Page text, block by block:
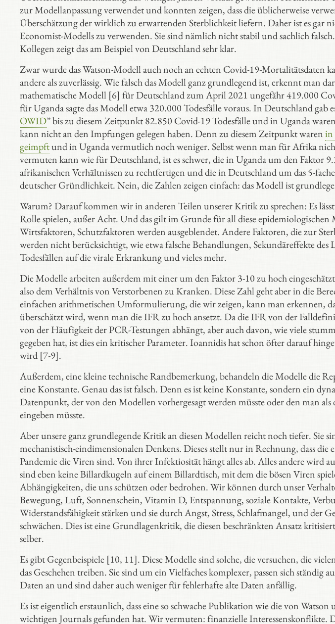
zur Modellanpassung verwendet und konnten zeigen, dass die üblicherweise
Überschätzung der wirklich zu erwartenden Sterblichkeit liefern. Daher ist es gar
Economist-Modells zu verwenden. Sie sind nämlich nicht stabil und sachlich
Kollegen zeigt das am Beispiel von Deutschland sehr klar.
Zwar wurde das Watson-Modell auch noch an echten Covid-19-Mortalitätsdaten
andere als zuverlässig. Wie falsch das Modell ganz grundlegend ist, erkennt man
mathematische Modell [6] für Deutschland zum April 2021 ungefähr 419.000
für Uganda sagte das Modell etwa 320.000 Todesfälle voraus. In Deutschland gab
OWID” bis zu diesem Zeitpunkt 82.850 Covid-19 Todesfälle und in Uganda
kann nicht an den Impfungen gelegen haben. Denn zu diesem Zeitpunkt warenin
geimpftund in Uganda vermutlich noch weniger. Selbst wenn man für Afrika
vermuten kann wie für Deutschland, ist es schwer, die in Uganda um den Faktor
afrikanischen Verhältnissen zu rechtfertigen und die in Deutschland um das 5-
deutscher Gründlichkeit. Nein, die Zahlen zeigen einfach: das Modell ist
Warum? Darauf kommen wir in anderen Teilen unserer Kritik zu sprechen: Es
Rolle spielen, außer Acht. Und das gilt im Grunde für all diese epidemiologischen
Wirtsfaktoren, Schutzfaktoren werden ausgeblendet. Andere Faktoren, die zur
werden nicht berücksichtigt, wie etwa falsche Behandlungen, Sekundäreffekte
Todesfällen auf die virale Erkrankung und vieles mehr.
Die Modelle arbeiten außerdem mit einer um den Faktor 3-10 zu hoch
also dem Verhältnis von Verstorbenen zu Kranken. Diese Zahl geht aber in die
einfachen arithmetischen Umformulierung, die wir zeigen, kann man erkennen,
überschätzt wird, wenn man die IFR zu hoch ansetzt. Da die IFR von der
von der Häufigkeit der PCR-Testungen abhängt, aber auch davon, wie viele
gegeben hat, ist dies ein kritischer Parameter. Ioannidis hat schon öfter darauf
wird [7-9].
Außerdem, eine kleine technische Randbemerkung, behandeln die Modelle die
eine Konstante. Genau das ist falsch. Denn es ist keine Konstante, sondern ein
Datenpunkt, der von den Modellen vorhergesagt werden müsste oder den man
eingeben müsste.
Aber unsere ganz grundlegende Kritik an diesen Modellen reicht noch tiefer. Sie
mechanistisch-eindimensionalen Denkens. Dieses stellt nur in Rechnung, dass
Pandemie die Viren sind. Von ihrer Infektiosität hängt alles ab. Alles andere wird
sind eben keine Billardkugeln auf einem Billardtisch, mit dem die bösen Viren
Abhängigkeiten, die uns schützen oder bedrohen. Wir können durch unser
Bewegung, Luft, Sonnenschein, Vitamin D, Entspannung, soziale Kontakte,
Widerstandsfähigkeit stärken und sie durch Angst, Stress, Schlafmangel, und der
schwächen. Dies ist eine Grundlagenkritik, die diesen beschränkten Ansatz
selber.
Es gibt Gegenbeispiele [10, 11]. Diese Modelle sind solche, die versuchen, die
das Geschehen treiben. Sie sind um ein Vielfaches komplexer, passen sich ständig
Daten an und sind daher auch weniger für fehlerhafte alte Daten anfällig.
Es ist eigentlich erstaunlich, dass eine so schwache Publikation wie die von
wichtigen Journals gefunden hat. Wir vermuten: finanzielle Interessenskonflikte.